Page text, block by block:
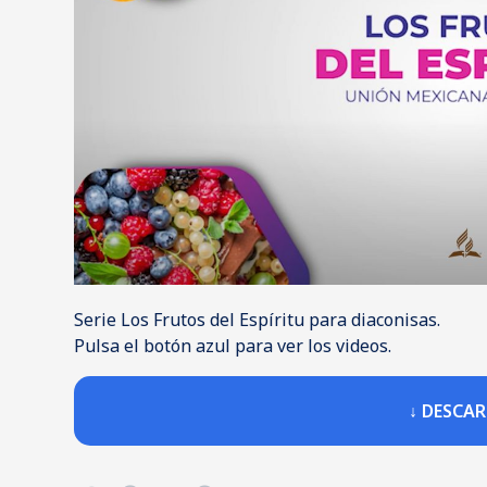
Serie Los Frutos del Espíritu para diaconisas.
Pulsa el botón azul para ver los videos.
↓